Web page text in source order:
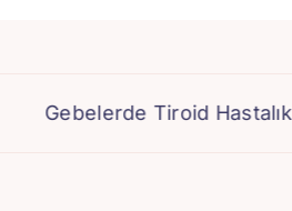
Gebelerde Tiroid Hastalıkları